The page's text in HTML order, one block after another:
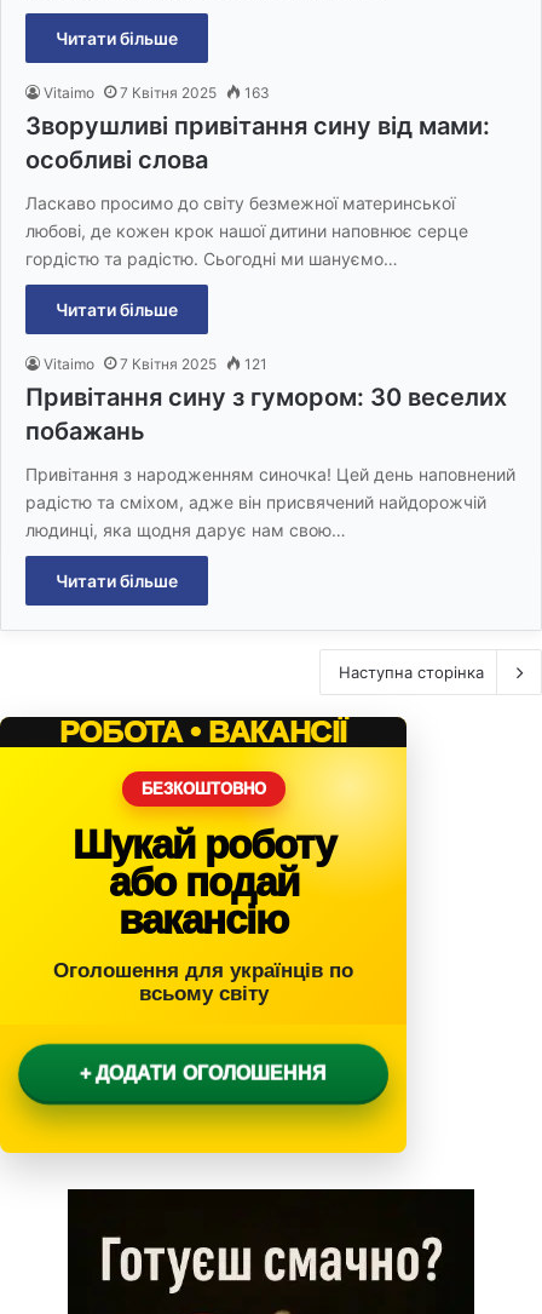
Читати більше
Vitaimo 7 Квітня 2025 163
Зворушливі привітання сину від мами:
особливі слова
Ласкаво просимо до світу безмежної материнської
любові, де кожен крок нашої дитини наповнює серце
гордістю та радістю. Сьогодні ми шануємо…
Читати більше
Vitaimo 7 Квітня 2025 121
Привітання сину з гумором: 30 веселих
побажань
Привітання з народженням синочка! Цей день наповнений
радістю та сміхом, адже він присвячений найдорожчій
людинці, яка щодня дарує нам свою…
Читати більше
Наступна сторінка
РОБОТА • ВАКАНСІЇ
БЕЗКОШТОВНО
Шукай роботу
або подай
вакансію
Оголошення для українців по
всьому світу
+ ДОДАТИ ОГОЛОШЕННЯ